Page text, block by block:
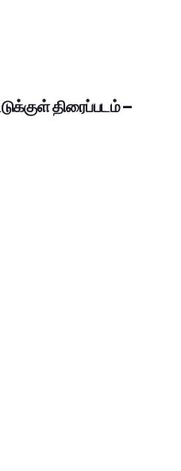
திரைப்படம் –